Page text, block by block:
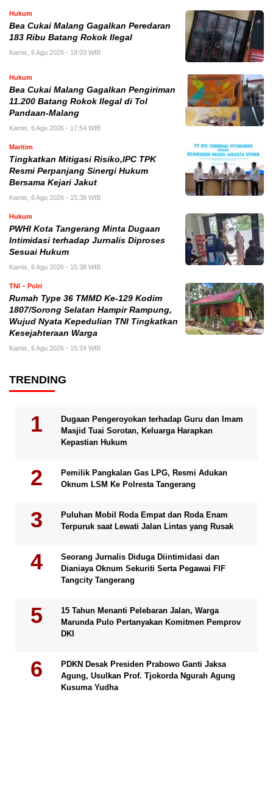
Hukum
Bea Cukai Malang Gagalkan Peredaran
183 Ribu Batang Rokok Ilegal
Kamis, 6 Agu 2026 - 18:03 WIB
Hukum
Bea Cukai Malang Gagalkan Pengiriman
11.200 Batang Rokok Ilegal di Tol
Pandaan-Malang
Kamis, 6 Agu 2026 - 17:54 WIB
Maritim
Tingkatkan Mitigasi Risiko,IPC TPK
Resmi Perpanjang Sinergi Hukum
Bersama Kejari Jakut
Kamis, 6 Agu 2026 - 15:38 WIB
Hukum
PWHI Kota Tangerang Minta Dugaan
Intimidasi terhadap Jurnalis Diproses
Sesuai Hukum
Kamis, 6 Agu 2026 - 15:38 WIB
TNI – Polri
Rumah Type 36 TMMD Ke-129 Kodim
1807/Sorong Selatan Hampir Rampung,
Wujud Nyata Kepedulian TNI Tingkatkan
Kesejahteraan Warga
Kamis, 6 Agu 2026 - 15:34 WIB
TRENDING
Dugaan Pengeroyokan terhadap Guru dan Imam
Masjid Tuai Sorotan, Keluarga Harapkan
Kepastian Hukum
Pemilik Pangkalan Gas LPG, Resmi Adukan
Oknum LSM Ke Polresta Tangerang
Puluhan Mobil Roda Empat dan Roda Enam
Terpuruk saat Lewati Jalan Lintas yang Rusak
Seorang Jurnalis Diduga Diintimidasi dan
Dianiaya Oknum Sekuriti Serta Pegawai FIF
Tangcity Tangerang
15 Tahun Menanti Pelebaran Jalan, Warga
Marunda Pulo Pertanyakan Komitmen Pemprov
DKI
PDKN Desak Presiden Prabowo Ganti Jaksa
Agung, Usulkan Prof. Tjokorda Ngurah Agung
Kusuma Yudha